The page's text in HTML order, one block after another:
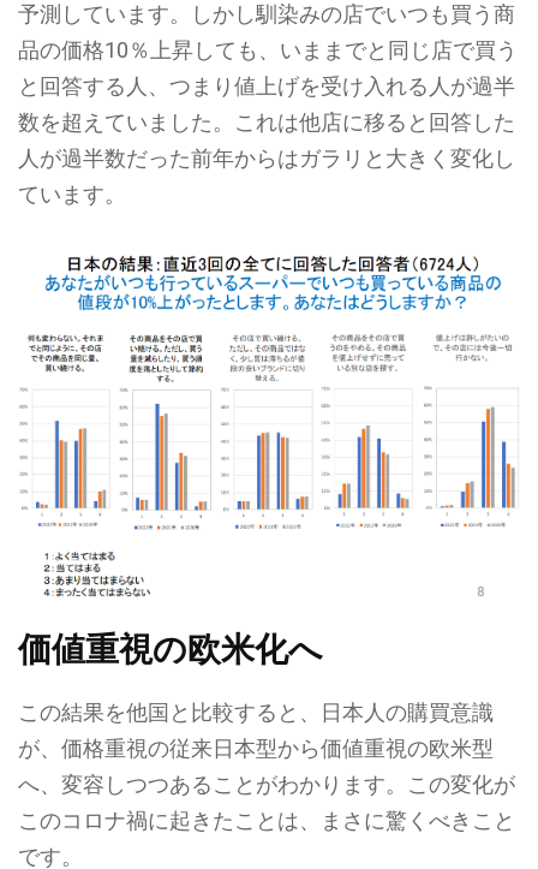
予測しています。しかし馴染みの店でいつも買う商
品の価格10％上昇しても、いままでと同じ店で買う
と回答する人、つまり値上げを受け入れる人が過半
数を超えていました。これは他店に移ると回答した
人が過半数だった前年からはガラリと大きく変化し
ています。
価値重視の欧米化へ
この結果を他国と比較すると、日本人の購買意識
が、価格重視の従来日本型から価値重視の欧米型
へ、変容しつつあることがわかります。この変化が
このコロナ禍に起きたことは、まさに驚くべきこと
です。